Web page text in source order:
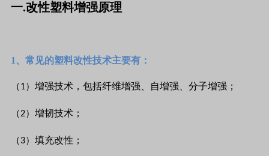
一.改性塑料增强原理
1、常见的塑料改性技术主要有：
（1）增强技术，包括纤维增强、自增强、分子增强；
（2）增韧技术；
（3）填充改性；